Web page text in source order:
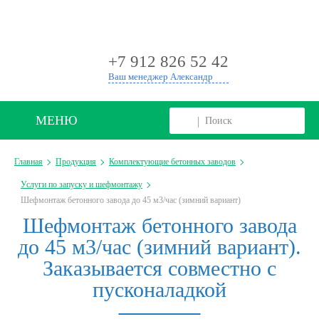
+7 912 826 52 42
Ваш менеджер Александр
МЕНЮ
Главная Продукция Комплектующие бетонных заводов
Услуги по запуску и шефмонтажу
Шефмонтаж бетонного завода до 45 м3/час (зимний вариант)
Шефмонтаж бетонного завода
до 45 м3/час (зимний вариант).
Заказывается совместно с
пусконаладкой